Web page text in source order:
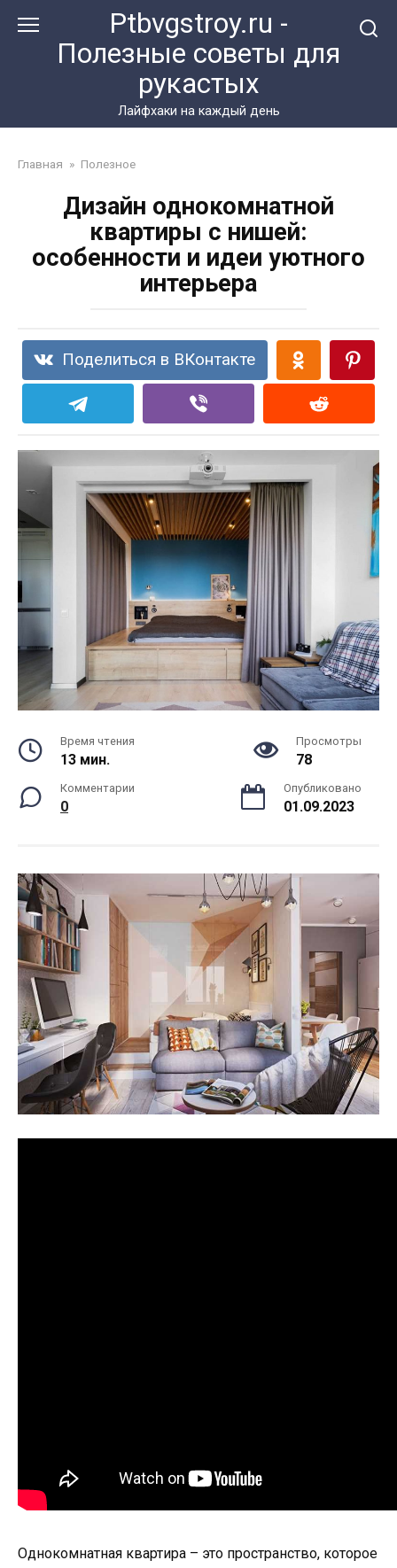
Ptbvgstroy.ru -
Полезные советы для
рукастых
Лайфхаки на каждый день
Главная » Полезное
Дизайн однокомнатной
квартиры с нишей:
особенности и идеи уютного
интерьера
Поделиться в ВКонтакте
Время чтения
13 мин.
Просмотры
78
Комментарии
0
Опубликовано
01.09.2023
Однокомнатная квартира – это пространство, которое